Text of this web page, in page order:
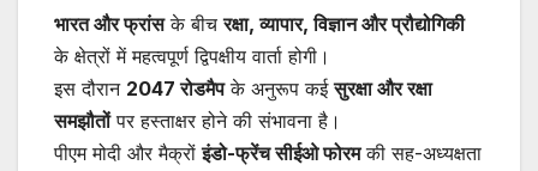
भारत और फ्रांसके बीचरक्षा, व्यापार, विज्ञान और प्रौद्योगिकी
के क्षेत्रों में महत्वपूर्ण द्विपक्षीय वार्ता होगी।
इस दौरान 2047 रोडमैपके अनुरूप कईसुरक्षा और रक्षा
समझौतोंपर हस्ताक्षर होने की संभावना है।
पीएम मोदी और मैक्रोंइंडो-फ्रेंच सीईओ फोरमकी सह-अध्यक्षता